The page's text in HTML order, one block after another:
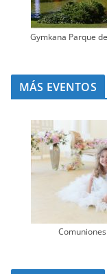
Gymkana Parque
MÁS EVENTOS
Comuniones